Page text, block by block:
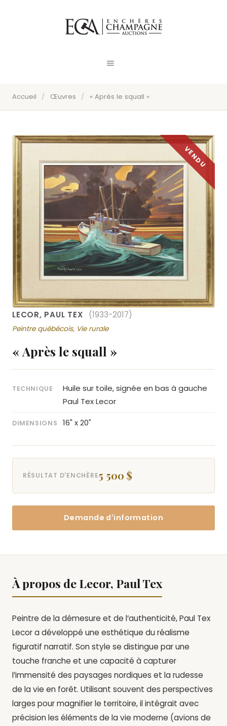
Accueil / Œuvres / « Après le squall »
LECOR, PAUL TEX (1933-2017)
Peintre québécois, Vie rurale
« Après le squall »
TECHNIQUE
Huile sur toile, signée en bas à gauche
Paul Tex Lecor
DIMENSIONS 16" x 20"
RÉSULTAT D'ENCHÈRE5 500 $
Demande d'information
À propos de Lecor, Paul Tex
Peintre de la démesure et de l’authenticité, Paul Tex
Lecor a développé une esthétique du réalisme
figuratif narratif. Son style se distingue par une
touche franche et une capacité à capturer
l’immensité des paysages nordiques et la rudesse
de la vie en forêt. Utilisant souvent des perspectives
larges pour magnifier le territoire, il intégrait avec
précision les éléments de la vie moderne (avions de